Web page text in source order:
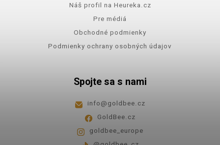
Náš profil na Heureka.cz
Pre médiá
Obchodné podmienky
Podmienky ochrany osobných údajov
Spojte sa s nami
info@goldbee.cz
GoldBee.cz
goldbee_europe